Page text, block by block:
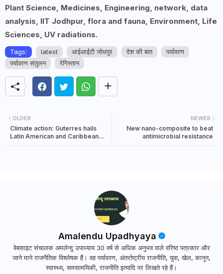
Plant Science, Medicines, Engineering, network, data
analysis, IIT Jodhpur, flora and fauna, Environment, Life
Sciences, UV radiations.
Tags: latest आईआईटी जोधपुर देश की बात
पर्यावरण
पर्यावरण संतुलन
रेगिस्तान
NEWER
New nano-composite to beat
antimicrobial resistance
OLDER
Climate action: Guterres hails
Latin American and Caribbean
Amalendu Upadhyaya
वेबसाइट संचालक अमलेन्दु उपाध्याय 30 वर्ष से अधिक अनुभव वाले वरिष्ठ पत्रकार और
जाने माने राजनैतिक विश्लेषक हैं। वह पर्यावरण, अंतर्राष्ट्रीय राजनीति, युवा, खेल, कानून,
स्वास्थ्य, समसामयिकी, राजनीति इत्यादि पर लिखते रहे हैं।